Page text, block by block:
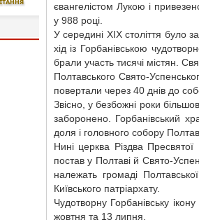
євангелістом Лукою і
у 988 році.
У середині ХІХ століття було
хід із Горбанівською
брали участь тисячі містян.
Полтавського Свято-
повертали через 40 днів до
Звісно, у безбожні роки
заборонено. Горбанівський
доля і головного собору
Нині церква Різдва
постав у Полтаві й Свято-
належать громаді
Київського патріархату.
Чудотворну Горбанівську
жовтня та 13 липня.